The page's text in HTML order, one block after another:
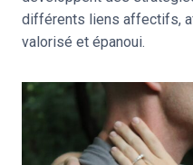
différents liens affectifs,
valorisé et épanoui.